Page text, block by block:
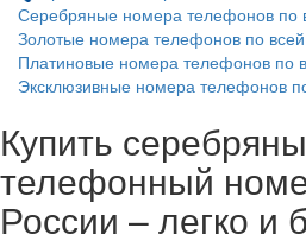
Серебряные номера телефонов по
Золотые номера телефонов по
Платиновые номера телефонов по
Эксклюзивные номера телефонов
Купить
телефонный
России – легко и